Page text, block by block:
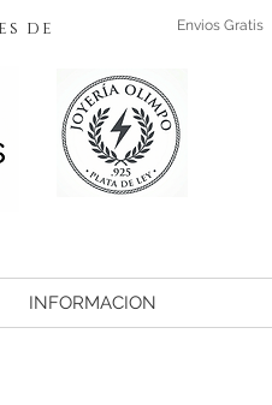
de
Envios Gratis
INFORMACION